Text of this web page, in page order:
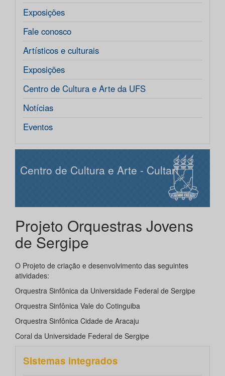
Exposições
Fale conosco
Artísticos e culturais
Exposições
Centro de Cultura e Arte da UFS
Notícias
Eventos
Centro de Cultura e Arte - Cultart
Projeto Orquestras Jovens
de Sergipe
O Projeto de criação e desenvolvimento das seguintes
atividades:
Orquestra Sinfônica da Universidade Federal de Sergipe
Orquestra Sinfônica Vale do Cotinguiba
Orquestra Sinfônica Cidade de Aracaju
Coral da Universidade Federal de Sergipe
Sistemas integrados